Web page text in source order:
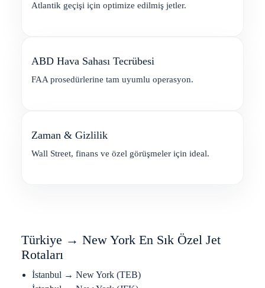
Atlantik geçişi için optimize edilmiş jetler.
ABD Hava Sahası Tecrübesi
FAA prosedürlerine tam uyumlu operasyon.
Zaman & Gizlilik
Wall Street, finans ve özel görüşmeler için ideal.
Türkiye → New York En Sık Özel Jet
Rotaları
İstanbul → New York (TEB)